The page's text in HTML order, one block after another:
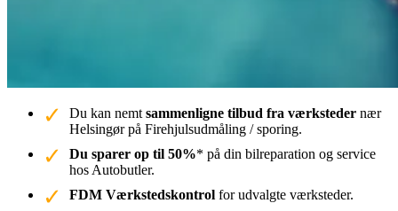
Du kan nemt sammenligne tilbud fra værksteder nær
Helsingør på Firehjulsudmåling / sporing.
Du sparer op til 50%* på din bilreparation og service
hos Autobutler.
FDM Værkstedskontrol for udvalgte værksteder.